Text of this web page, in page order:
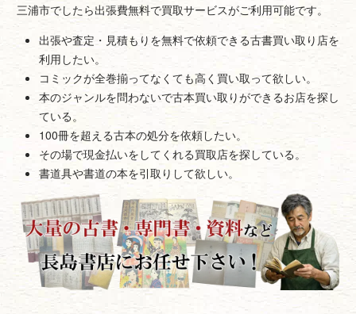
三浦市でしたら出張費無料で買取サービスがご利用可能です。
出張や査定・見積もりを無料で依頼できる古書買い取り店を
利用したい。
コミックが全巻揃ってなくても高く買い取って欲しい。
本のジャンルを問わないで古本買い取りができるお店を探し
ている。
100冊を超える古本の処分を依頼したい。
その場で現金払いをしてくれる買取店を探している。
書道具や書道の本を引取りして欲しい。